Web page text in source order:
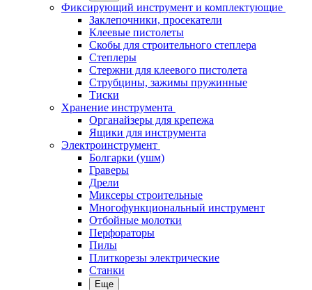
Фиксирующий инструмент и комплектующие
Заклепочники, просекатели
Клеевые пистолеты
Скобы для строительного степлера
Степлеры
Стержни для клеевого пистолета
Струбцины, зажимы пружинные
Тиски
Хранение инструмента
Органайзеры для крепежа
Ящики для инструмента
Электроинструмент
Болгарки (ушм)
Граверы
Дрели
Миксеры строительные
Многофункциональный инструмент
Отбойные молотки
Перфораторы
Пилы
Плиткорезы электрические
Станки
Еще